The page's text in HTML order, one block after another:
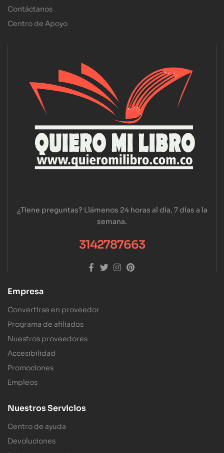
Contáctanos
Centro de Apoyo
¿Tiene preguntas? Llámenos 24 horas al día, 7 días a la
semana.
3142787663
Empresa
Convertirse en proveedor
Programa de afiliados
Nuestros proveedores
Accesibilidad
Promociones
Empleos
Nuestros Servicios
Centro de ayuda
Devoluciones